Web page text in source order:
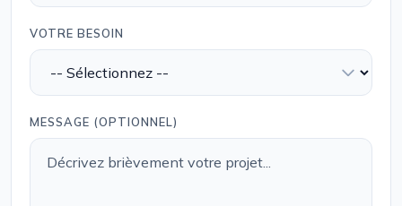
VOTRE BESOIN
MESSAGE (OPTIONNEL)